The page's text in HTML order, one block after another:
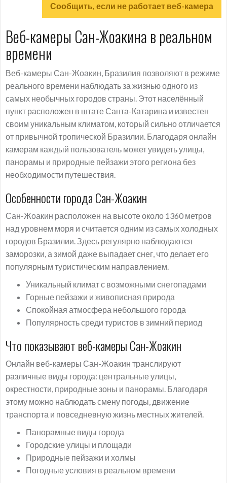
Сообщить, если не работает веб-камера
Веб-камеры Сан-Жоакина в реальном
времени
Веб-камеры Сан-Жоакин, Бразилия позволяют в режиме
реального времени наблюдать за жизнью одного из
самых необычных городов страны. Этот населённый
пункт расположен в штате Санта-Катарина и известен
своим уникальным климатом, который сильно отличается
от привычной тропической Бразилии. Благодаря онлайн
камерам каждый пользователь может увидеть улицы,
панорамы и природные пейзажи этого региона без
необходимости путешествия.
Особенности города Сан-Жоакин
Сан-Жоакин расположен на высоте около 1360 метров
над уровнем моря и считается одним из самых холодных
городов Бразилии. Здесь регулярно наблюдаются
заморозки, а зимой даже выпадает снег, что делает его
популярным туристическим направлением.
Уникальный климат с возможными снегопадами
Горные пейзажи и живописная природа
Спокойная атмосфера небольшого города
Популярность среди туристов в зимний период
Что показывают веб-камеры Сан-Жоакин
Онлайн веб-камеры Сан-Жоакин транслируют
различные виды города: центральные улицы,
окрестности, природные зоны и панорамы. Благодаря
этому можно наблюдать смену погоды, движение
транспорта и повседневную жизнь местных жителей.
Панорамные виды города
Городские улицы и площади
Природные пейзажи и холмы
Погодные условия в реальном времени